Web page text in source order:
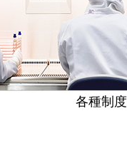
各種制度